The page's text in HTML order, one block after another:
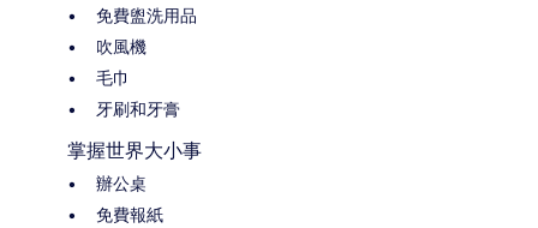
免費盥洗用品
吹風機
毛巾
牙刷和牙膏
掌握世界大小事
辦公桌
免費報紙